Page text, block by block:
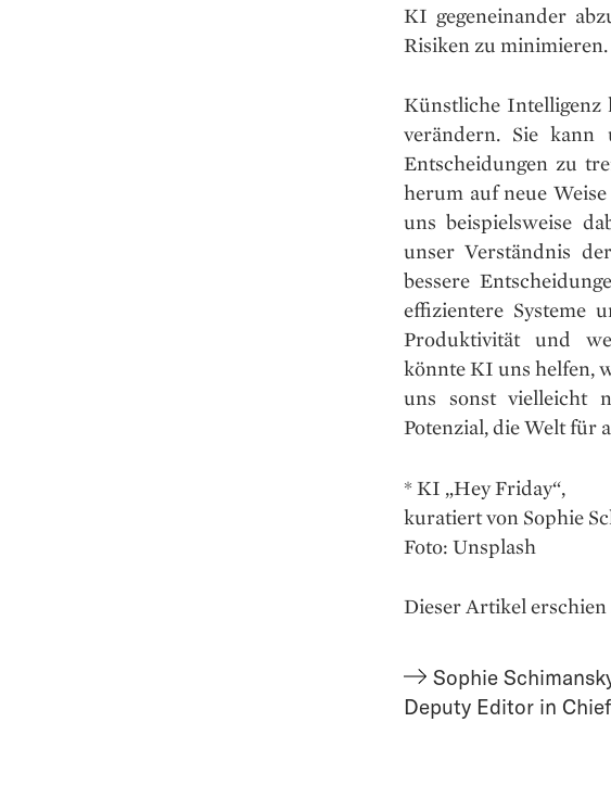
KI gegeneinander
Risiken zu minimieren.
Künstliche Intelligenz
verändern. Sie kann
Entscheidungen zu
herum auf neue
uns beispielsweise
unser Verständnis
bessere
effizientere Systeme
Produktivität und
könnte KI uns helfen,
uns sonst vielleicht
Potenzial, die Welt für
* KI „Hey Friday“,
kuratiert von Sophie
Foto: Unsplash
Dieser Artikel
Sophie
Deputy Editor in Chief